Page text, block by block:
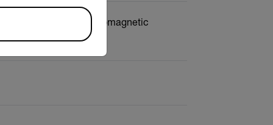
non-penetrating electromagnetic